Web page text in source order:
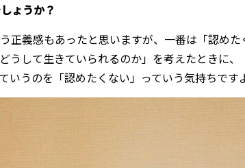
ょうか？
正義感もあったと思いますが、一番は「認め
うして生きていられるのか」を考えたときに
いうのを「認めたくない」っていう気持ちです